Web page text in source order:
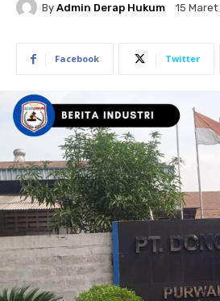
By Admin Derap Hukum 15
Facebook Twitter